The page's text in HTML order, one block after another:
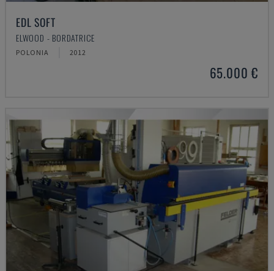
EDL SOFT
ELWOOD - BORDATRICE
POLONIA 2012
65.000 €